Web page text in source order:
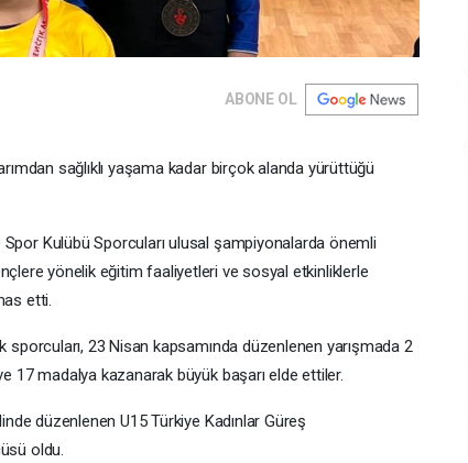
ABONE OL
sağlıklı yaşama kadar birçok alanda yürüttüğü
Kulübü Sporcuları ulusal şampiyonalarda önemli
yönelik eğitim faaliyetleri ve sosyal etkinliklerle
etti.
23 Nisan kapsamında düzenlenen yarışmada 2
17 madalya kazanarak büyük başarı elde ettiler.
düzenlenen U15 Türkiye Kadınlar Güreş
oldu.